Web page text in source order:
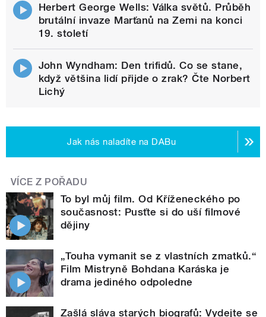
Herbert George Wells: Válka světů. Průběh
brutální invaze Marťanů na Zemi na konci
19. století
John Wyndham: Den trifidů. Co se stane,
když většina lidí přijde o zrak? Čte Norbert
Lichý
Jak nás naladíte na DABu
VÍCE Z POŘADU
To byl můj film. Od Kříženeckého po
současnost: Pusťte si do uší filmové
dějiny
„Touha vymanit se z vlastních zmatků.“
Film Mistryně Bohdana Karáska je
drama jediného odpoledne
Zašlá sláva starých biografů: Vydejte se